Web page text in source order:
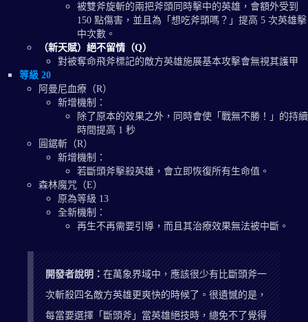
被雙斧旋斬的兩把斧頭同時擊中的英雄，會額外受到
150 點傷害，並且為「想吃斧頭嗎？」提高 5 次英雄擊
中次數。
（新天賦）絕不留情（Q）
對被奪命飛斧標記的敵方英雄施展基本攻擊會無視其護甲
等級 20
阿曼尼血療（R）
新增機制：
除了原本的效果之外，同時會使「戰無不勝！」的持續
時間提高 1 秒
圓鋸斬（R）
新增機制：
若斷頭斧擊殺英雄，會立即恢復所有生命值。
森林魔咒（E）
原為等級 13
全新機制：
再生不再需要引導，而且其治療效果無法被中斷。
開發者說明：在萬象界域中，應該很少有比斷頭斧一
次斬殺四名敵方英雄更爽快的時候了。很遺憾的是，
每當要選擇「斷頭斧」當英雄絕技時，總免不了覺得